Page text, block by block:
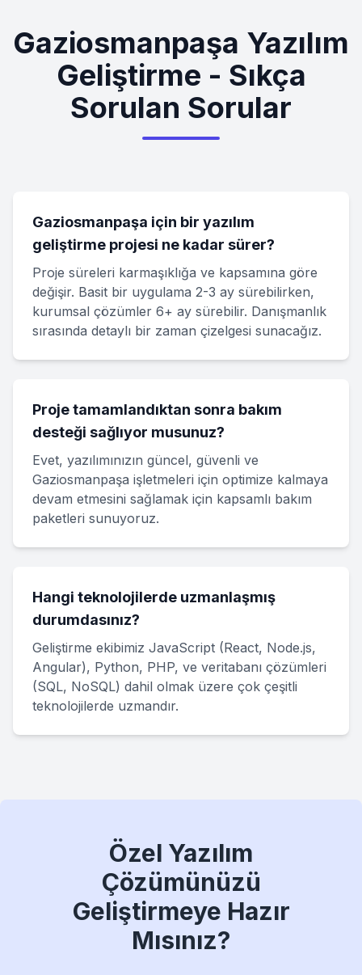
Gaziosmanpaşa Yazılım
Geliştirme - Sıkça
Sorulan Sorular
Gaziosmanpaşa için bir yazılım
geliştirme projesi ne kadar sürer?
Proje süreleri karmaşıklığa ve kapsamına göre
değişir. Basit bir uygulama 2-3 ay sürebilirken,
kurumsal çözümler 6+ ay sürebilir. Danışmanlık
sırasında detaylı bir zaman çizelgesi sunacağız.
Proje tamamlandıktan sonra bakım
desteği sağlıyor musunuz?
Evet, yazılımınızın güncel, güvenli ve
Gaziosmanpaşa işletmeleri için optimize kalmaya
devam etmesini sağlamak için kapsamlı bakım
paketleri sunuyoruz.
Hangi teknolojilerde uzmanlaşmış
durumdasınız?
Geliştirme ekibimiz JavaScript (React, Node.js,
Angular), Python, PHP, ve veritabanı çözümleri
(SQL, NoSQL) dahil olmak üzere çok çeşitli
teknolojilerde uzmandır.
Özel Yazılım
Çözümünüzü
Geliştirmeye Hazır
Mısınız?